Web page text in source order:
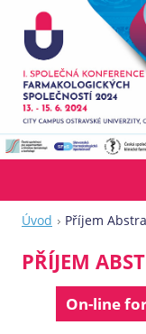
Úvod Příjem
PŘÍJEM
On-line